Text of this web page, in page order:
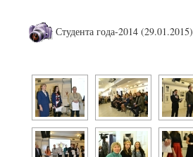
Студента года-2014 (29.01.2015)